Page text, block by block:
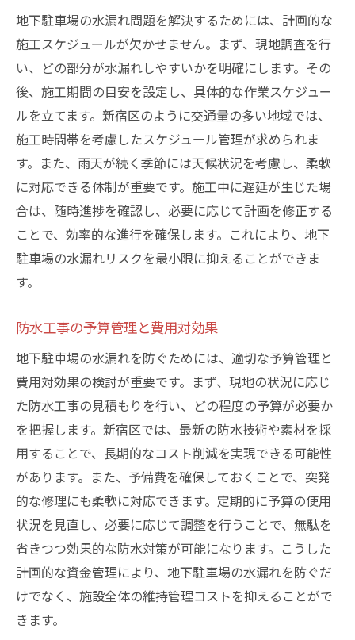
地下駐車場の水漏れ問題を解決するためには、計画的な
施工スケジュールが欠かせません。まず、現地調査を行
い、どの部分が水漏れしやすいかを明確にします。その
後、施工期間の目安を設定し、具体的な作業スケジュー
ルを立てます。新宿区のように交通量の多い地域では、
施工時間帯を考慮したスケジュール管理が求められま
す。また、雨天が続く季節には天候状況を考慮し、柔軟
に対応できる体制が重要です。施工中に遅延が生じた場
合は、随時進捗を確認し、必要に応じて計画を修正する
ことで、効率的な進行を確保します。これにより、地下
駐車場の水漏れリスクを最小限に抑えることができま
す。
防水工事の予算管理と費用対効果
地下駐車場の水漏れを防ぐためには、適切な予算管理と
費用対効果の検討が重要です。まず、現地の状況に応じ
た防水工事の見積もりを行い、どの程度の予算が必要か
を把握します。新宿区では、最新の防水技術や素材を採
用することで、長期的なコスト削減を実現できる可能性
があります。また、予備費を確保しておくことで、突発
的な修理にも柔軟に対応できます。定期的に予算の使用
状況を見直し、必要に応じて調整を行うことで、無駄を
省きつつ効果的な防水対策が可能になります。こうした
計画的な資金管理により、地下駐車場の水漏れを防ぐだ
けでなく、施設全体の維持管理コストを抑えることがで
きます。